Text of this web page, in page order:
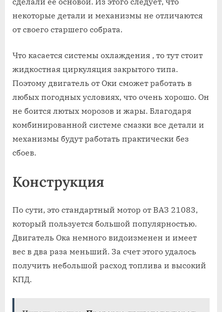
некоторые детали и механизмы не отличаются
от своего старшего собрата.
Что касается системы охлаждения , то тут стоит
жидкостная циркуляция закрытого типа.
Поэтому двигатель от Оки сможет работать в
любых погодных условиях, что очень хорошо. Он
не боится лютых морозов и жары. Благодаря
комбинированной системе смазки все детали и
механизмы будут работать практически без
сбоев.
Конструкция
По сути, это стандартный мотор от ВАЗ 21083,
который пользуется большой популярностью.
Двигатель Ока немного видоизменен и имеет
вес в два раза меньший. За счет этого удалось
получить небольшой расход топлива и высокий
КПД.